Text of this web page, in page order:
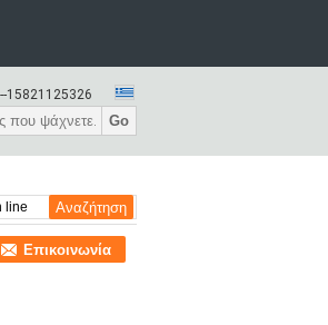
15821125326
Go
Επικοινωνία